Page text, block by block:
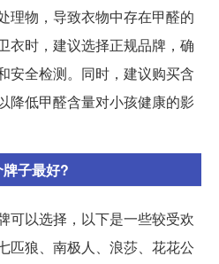
理物，导致衣物中存在甲醛的
衣时，建议选择正规品牌，确
安全检测。同时，建议购买含
降低甲醛含量对小孩健康的影
子最好?
可以选择，以下是一些较受欢
匹狼、南极人、浪莎、花花公